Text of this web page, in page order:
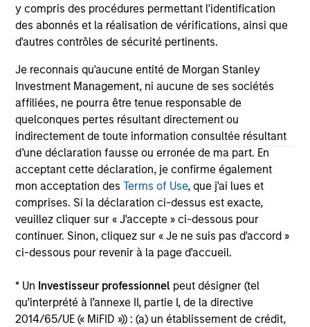
y compris des procédures permettant l'identification
des abonnés et la réalisation de vérifications, ainsi que
d'autres contrôles de sécurité pertinents.
Je reconnais qu'aucune entité de Morgan Stanley
Investment Management, ni aucune de ses sociétés
affiliées, ne pourra être tenue responsable de
quelconques pertes résultant directement ou
indirectement de toute information consultée résultant
d’une déclaration fausse ou erronée de ma part. En
acceptant cette déclaration, je confirme également
mon acceptation desTerms of Use, que j'ai lues et
comprises. Si la déclaration ci-dessus est exacte,
veuillez cliquer sur « J'accepte » ci-dessous pour
continuer. Sinon, cliquez sur « Je ne suis pas d'accord »
ci-dessous pour revenir à la page d'accueil.
* Un Investisseur professionnel peut désigner (tel
qu’interprété à l’annexe II, partie I, de la directive
2014/65/UE (« MiFID »)) : (a) un établissement de crédit,
May not represent all Team Members.
The information on this page is for informational
purposes only. The information contained herein does
not constitute and should not be construed as an
offering of advisory services or an offer to sell or a
solicitation of an offer to buy any securities in any
jurisdiction in which such offer or solicitation,
purchase or sale would be unlawful under the
securities, insurance or other laws of such jurisdiction.
All investing involves risks, including a loss of principal.
Please refer to the strategy detail page for important
information on the strategy, including additional risk
considerations.